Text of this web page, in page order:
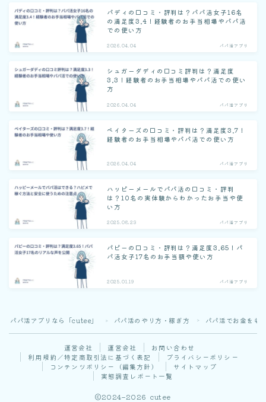
パディの口コミ・評判は？パパ活女子16名
の満足度3.4！経験者のお手当相場やパパ活
での使い方
2026.04.04 パパ活アプリ
シュガーダディの口コミ評判は？満足度
3.3！経験者のお手当相場やパパ活での使い
方
2026.04.04 パパ活アプリ
ペイターズの口コミ・評判は？満足度3.7！
経験者のお手当相場やパパ活での使い方
2026.04.04 パパ活アプリ
ハッピーメールでパパ活の口コミ・評判
は？10名の実体験からわかったお手当や使
い方
2025.08.23 パパ活アプリ
パピーの口コミ・評判は？満足度3.65！パ
パ活女子17名のお手当額や使い方
2025.01.19 パパ活アプリ
パパ活アプリなら「cutee」 ＞ パパ活のやり方・稼ぎ方 ＞ パパ活でお金をも
運営会社 運営会社
お問い合わせ
利用規約／特定商取引法に基づく表記
プライバシーポリシー
コンテンツポリシー（編集方針）
サイトマップ
実態調査レポート一覧
2024–2026 cutee